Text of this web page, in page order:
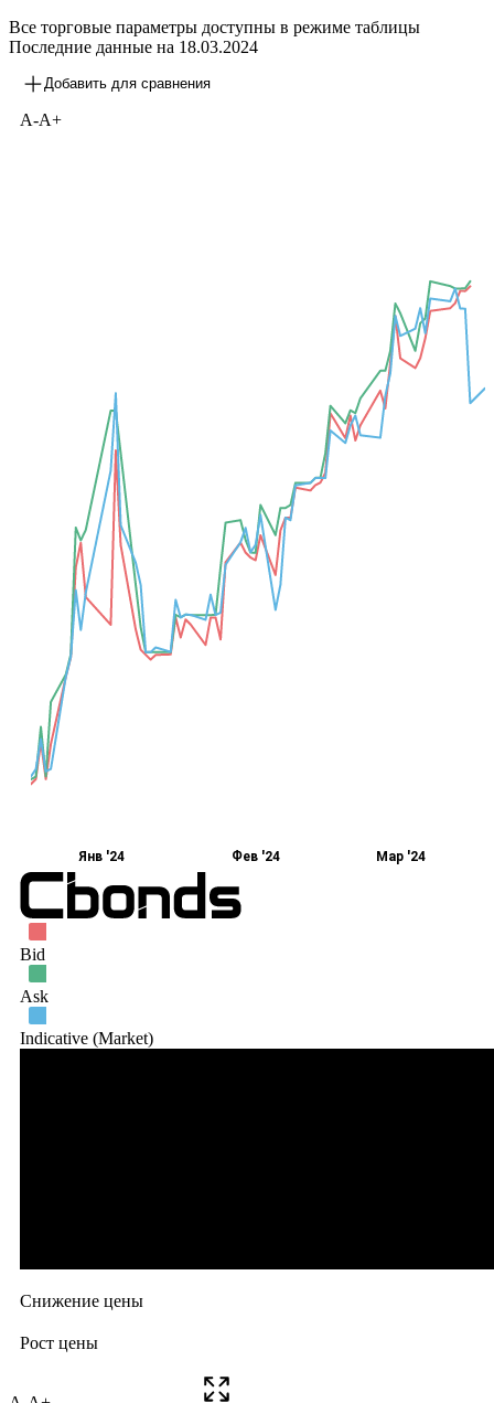
Все торговые параметры доступны в режиме таблицы
Последние данные на 18.03.2024
Добавить для сравнения